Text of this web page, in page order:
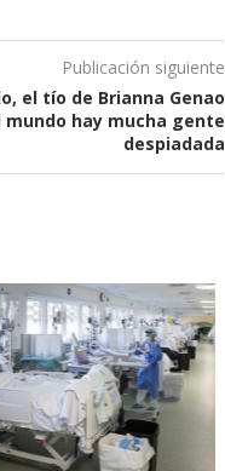
Publicación siguiente
el tío de Brianna Genao
hay mucha gente
despiadada